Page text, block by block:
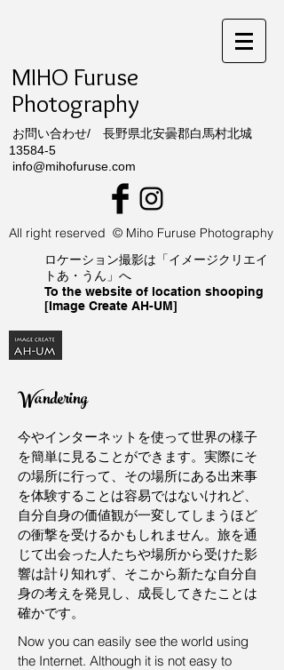
MIHO Furuse
Photography
ロケーション撮影は「イメージクリエイ
トあ・うん」へ
To the website of location shooping
[Image Create AH-UM]
All right reserved © Miho Furuse Photography
​ お問い合わせ/ 長野県北安曇郡白馬村北城
13584-5
info@mihofuruse.com
Wandering
今やインターネットを使って世界の様子
を簡単に見ることができます。実際にそ
の場所に行って、その場所にある出来事
を体験することは容易ではないけれど、
自分自身の価値観が一変してしまうほど
の衝撃を受けるかもしれません。旅を通
じて出会った人たちや場所から受けた影
響は計り知れず、そこから新たな自分自
身の考えを発見し、成長してきたことは
確かです。
Now you can easily see the world using
the Internet. Although it is not easy to